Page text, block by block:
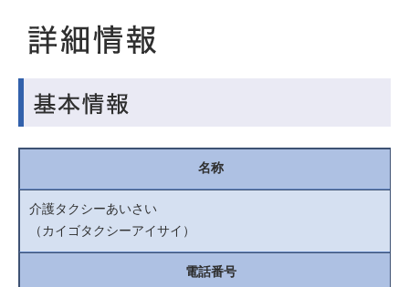
名称
介護タクシーあいさい
（カイゴタクシーアイサイ）
電話番号